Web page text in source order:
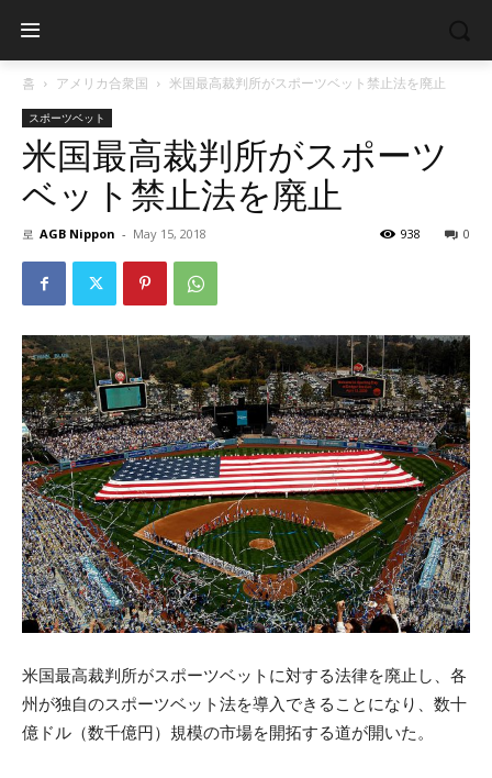
홈 アメリカ合衆国 米国最高裁判所がスポーツベット禁止法を廃止
スポーツベット
米国最高裁判所がスポーツ
ベット禁止法を廃止
로 AGB Nippon - May 15, 2018 0
938
米国最高裁判所がスポーツベットに対する法律を廃止し、各
州が独自のスポーツベット法を導入できることになり、数十
億ドル（数千億円）規模の市場を開拓する道が開いた。